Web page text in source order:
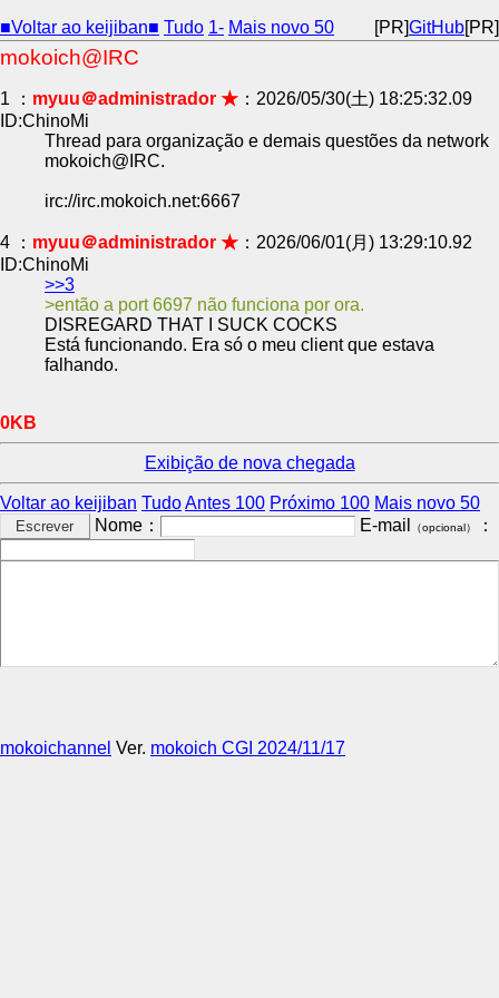
■Voltar ao keijiban■ Tudo 1- Mais novo 50 [PR]GitHub[PR]
mokoich@IRC
1 ： myuu＠administrador ★ ：2026/05/30(土) 18:25:32.09
ID:ChinoMi
Thread para organização e demais questões da network
mokoich@IRC.
irc://irc.mokoich.net:6667
4 ： myuu＠administrador ★ ：2026/06/01(月) 13:29:10.92
ID:ChinoMi
>>3
então a port 6697 não funciona por ora.
DISREGARD THAT I SUCK COCKS
Está funcionando. Era só o meu client que estava
falhando.
0KB
Exibição de nova chegada
Voltar ao keijiban TudoAntes 100 Próximo 100 Mais novo 50
Nome：
E-mail （opcional） ：
mokoichannel Ver. mokoich CGI 2024/11/17